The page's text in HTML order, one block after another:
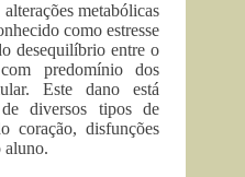
metabólicas
como estresse
desequilíbrio entre o
predomínio dos
Este dano está
diversos tipos de
coração, disfunções
aluno.